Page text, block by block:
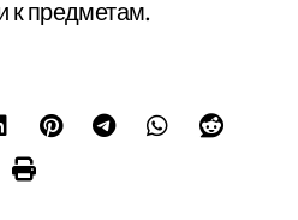
к предметам.